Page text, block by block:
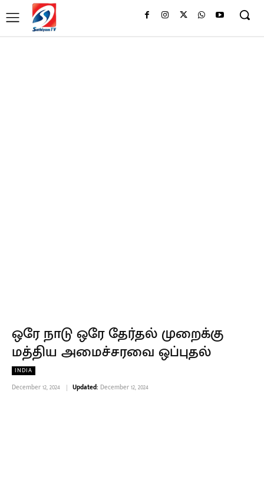
ஒரே நாடு ஒரே தேர்தல் முறைக்கு
மத்திய அமைச்சரவை ஒப்புதல்
INDIA
December 12, 2024 Updated: December 12, 2024